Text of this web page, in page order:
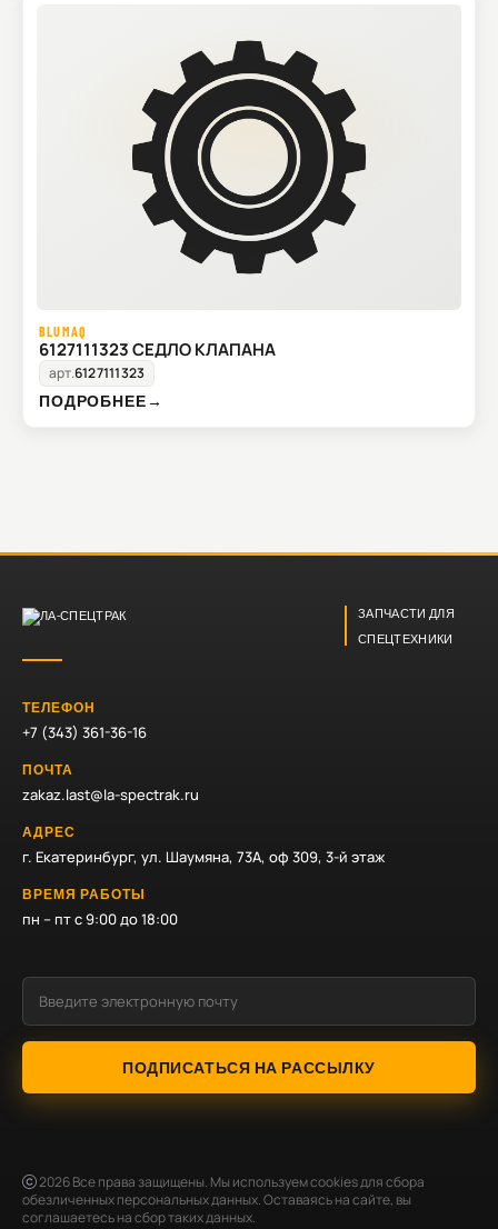
BLUMAQ
6127111323 СЕДЛО КЛАПАНА
арт.6127111323
ПОДРОБНЕЕ→
ЗАПЧАСТИ ДЛЯ
СПЕЦТЕХНИКИ
ТЕЛЕФОН
+7 (343) 361-36-16
ПОЧТА
zakaz.last@la-spectrak.ru
АДРЕС
г. Екатеринбург, ул. Шаумяна, 73А, оф 309, 3-й этаж
ВРЕМЯ РАБОТЫ
пн – пт с 9:00 до 18:00
ПОДПИСАТЬСЯ НА РАССЫЛКУ
2026Все права защищены. Мы используем cookies для сбора
обезличенных персональных данных. Оставаясь на сайте, вы
соглашаетесь на сбор таких данных.